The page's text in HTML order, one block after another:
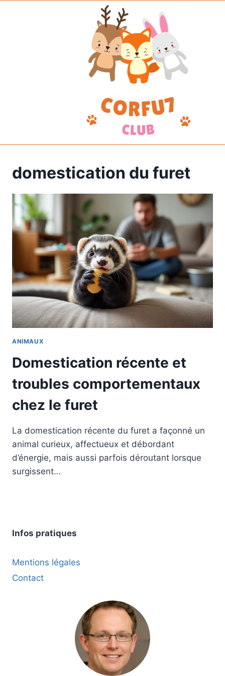
domestication du furet
ANIMAUX
Domestication récente et
troubles comportementaux
chez le furet
La domestication récente du furet a façonné un
animal curieux, affectueux et débordant
d’énergie, mais aussi parfois déroutant lorsque
surgissent…
Infos pratiques
Mentions légales
Contact